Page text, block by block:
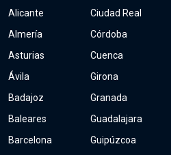
Alicante
Almería
Asturias
Ávila
Badajoz
Baleares
Barcelona
Ciudad Real
Córdoba
Cuenca
Girona
Granada
Guadalajara
Guipúzcoa